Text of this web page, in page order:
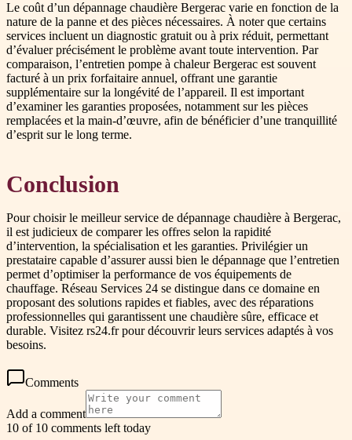
Le coût d’un dépannage chaudière Bergerac varie en fonction de la
nature de la panne et des pièces nécessaires. À noter que certains
services incluent un diagnostic gratuit ou à prix réduit, permettant
d’évaluer précisément le problème avant toute intervention. Par
comparaison, l’entretien pompe à chaleur Bergerac est souvent
facturé à un prix forfaitaire annuel, offrant une garantie
supplémentaire sur la longévité de l’appareil. Il est important
d’examiner les garanties proposées, notamment sur les pièces
remplacées et la main-d’œuvre, afin de bénéficier d’une tranquillité
d’esprit sur le long terme.
Conclusion
Pour choisir le meilleur service de dépannage chaudière à Bergerac,
il est judicieux de comparer les offres selon la rapidité
d’intervention, la spécialisation et les garanties. Privilégier un
prestataire capable d’assurer aussi bien le dépannage que l’entretien
permet d’optimiser la performance de vos équipements de
chauffage. Réseau Services 24 se distingue dans ce domaine en
proposant des solutions rapides et fiables, avec des réparations
professionnelles qui garantissent une chaudière sûre, efficace et
durable. Visitez rs24.fr pour découvrir leurs services adaptés à vos
besoins.
Comments
Add a comment
10 of 10 comments left today